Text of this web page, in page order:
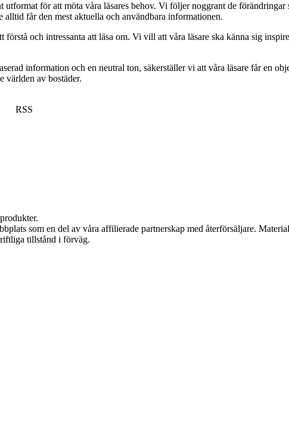
för att möta våra läsares behov. Vi följer noggrant de förändringar
får den mest aktuella och användbara informationen.
och intressanta att läsa om. Vi vill att våra läsare ska känna sig
information och en neutral ton, säkerställer vi att våra läsare får en
världen av bostäder.
RSS
som en del av våra affilierade partnerskap med återförsäljare.
tillstånd i förväg.